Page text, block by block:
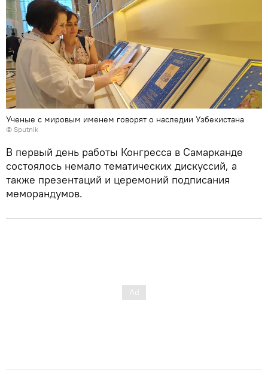
Ученые с мировым именем говорят о наследии Узбекистана
© Sputnik
В первый день работы Конгресса в Самарканде
состоялось немало тематических дискуссий, а
также презентаций и церемоний подписания
меморандумов.